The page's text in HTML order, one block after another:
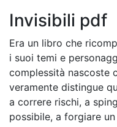
Invisibili pdf
Era un libro che
i suoi temi e
complessità nascoste
veramente distingue
a correre rischi, a
possibile, a forgiare